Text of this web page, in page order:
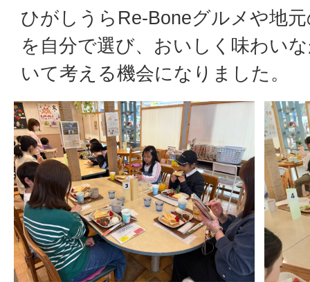
ひがしうらRe-Boneグルメや地
を自分で選び、おいしく味わい
いて考える機会になりました。